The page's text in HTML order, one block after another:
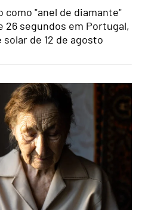
como "anel de diamante"
26 segundos em Portugal,
de 12 de agosto